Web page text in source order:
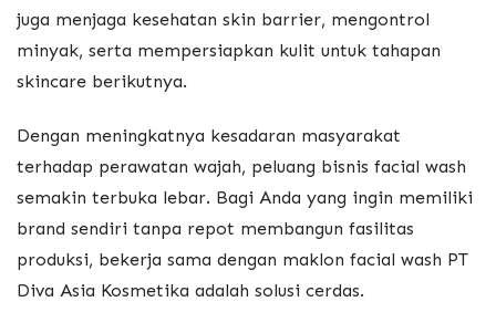
juga menjaga kesehatan skin barrier, mengontrol
minyak, serta mempersiapkan kulit untuk tahapan
skincare berikutnya.
Dengan meningkatnya kesadaran masyarakat
terhadap perawatan wajah, peluang bisnis facial wash
semakin terbuka lebar. Bagi Anda yang ingin memiliki
brand sendiri tanpa repot membangun fasilitas
produksi, bekerja sama dengan maklon facial wash PT
Diva Asia Kosmetika adalah solusi cerdas.